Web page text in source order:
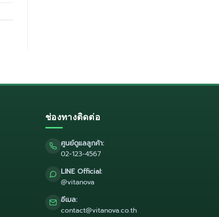
ช่องทางติดต่อ
ศูนย์ดูแลลูกค้า:
02-123-4567
LINE Official:
@vitanova
อีเมล:
contact@vitanova.co.th